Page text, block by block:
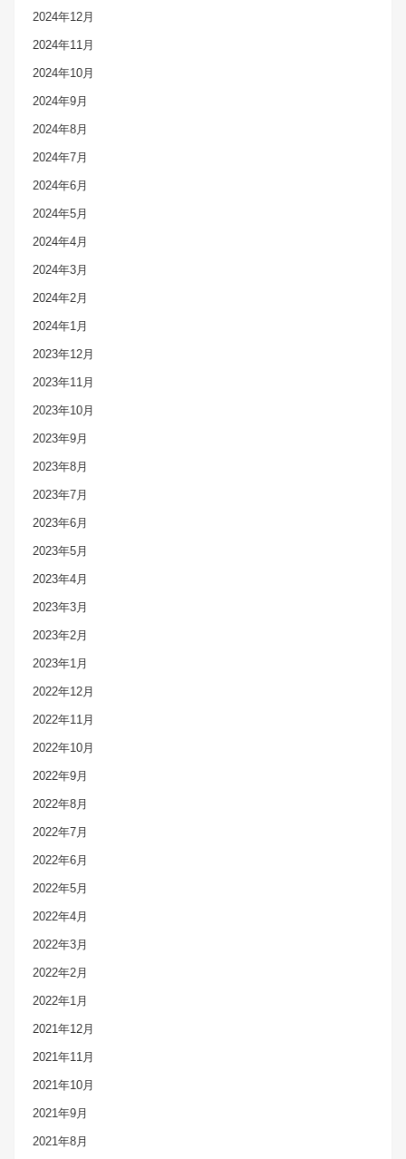
2024年12月
2024年11月
2024年10月
2024年9月
2024年8月
2024年7月
2024年6月
2024年5月
2024年4月
2024年3月
2024年2月
2024年1月
2023年12月
2023年11月
2023年10月
2023年9月
2023年8月
2023年7月
2023年6月
2023年5月
2023年4月
2023年3月
2023年2月
2023年1月
2022年12月
2022年11月
2022年10月
2022年9月
2022年8月
2022年7月
2022年6月
2022年5月
2022年4月
2022年3月
2022年2月
2022年1月
2021年12月
2021年11月
2021年10月
2021年9月
2021年8月